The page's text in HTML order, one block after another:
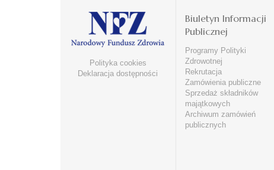
Polityka cookies
Deklaracja dostępności
Biuletyn Informacji
Publicznej
Programy Polityki
Zdrowotnej
Rekrutacja
Zamówienia publiczne
Sprzedaż składników
majątkowych
Archiwum zamówień
publicznych